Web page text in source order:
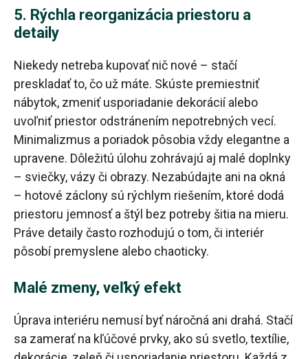
5. Rýchla reorganizácia priestoru a
detaily
Niekedy netreba kupovať nič nové – stačí
preskladať to, čo už máte. Skúste premiestniť
nábytok, zmeniť usporiadanie dekorácií alebo
uvoľniť priestor odstránením nepotrebných vecí.
Minimalizmus a poriadok pôsobia vždy elegantne a
upravene. Dôležitú úlohu zohrávajú aj malé doplnky
– sviečky, vázy či obrazy. Nezabúdajte ani na okná
– hotové záclony sú rýchlym riešením, ktoré dodá
priestoru jemnosť a štýl bez potreby šitia na mieru.
Práve detaily často rozhodujú o tom, či interiér
pôsobí premyslene alebo chaoticky.
Malé zmeny, veľký efekt
Úprava interiéru nemusí byť náročná ani drahá. Stačí
sa zamerať na kľúčové prvky, ako sú svetlo, textílie,